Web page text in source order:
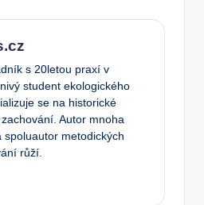
s 20letou praxí v
student ekologického
se na historické
Autor mnoha
spoluautor metodických
růží.